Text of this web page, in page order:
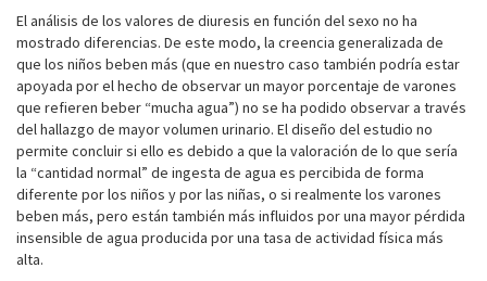
El análisis de los valores de diuresis en función del sexo no ha
mostrado diferencias. De este modo, la creencia generalizada de
que los niños beben más (que en nuestro caso también podría estar
apoyada por el hecho de observar un mayor porcentaje de varones
que refieren beber “mucha agua”) no se ha podido observar a través
del hallazgo de mayor volumen urinario. El diseño del estudio no
permite concluir si ello es debido a que la valoración de lo que sería
la “cantidad normal” de ingesta de agua es percibida de forma
diferente por los niños y por las niñas, o si realmente los varones
beben más, pero están también más influidos por una mayor pérdida
insensible de agua producida por una tasa de actividad física más
alta.